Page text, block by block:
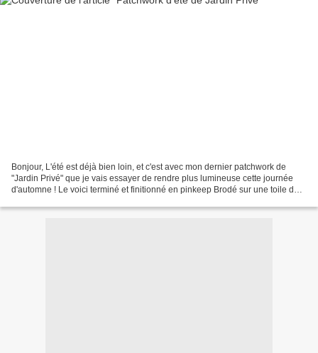
Bonjour, L'été est déjà bien loin, et c'est avec mon dernier patchwork de
"Jardin Privé" que je vais essayer de rendre plus lumineuse cette journée
d'automne ! Le voici terminé et finitionné en pinkeep Brodé sur une toile de